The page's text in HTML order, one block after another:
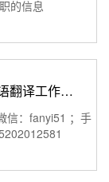
的信息
翻译工作…
信：fanyi51 ；手